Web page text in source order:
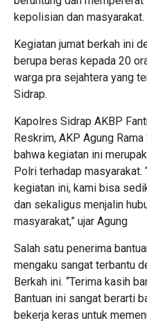
kepolisian dan masyarakat.
Kegiatan jumat berkah ini
berupa beras kepada 20
warga pra sejahtera yang
Sidrap.
Kapolres Sidrap AKBP
Reskrim, AKP Agung
bahwa kegiatan ini
Polri terhadap masyarakat.
kegiatan ini, kami bisa
dan sekaligus menjalin
masyarakat,” ujar Agung
Salah satu penerima
mengaku sangat terbantu
Berkah ini. “Terima kasih
Bantuan ini sangat berarti
bekerja keras untuk